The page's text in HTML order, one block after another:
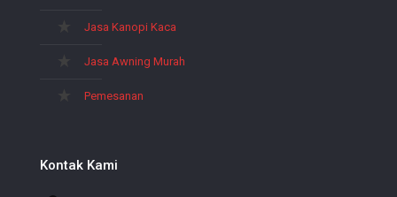
Jasa Kanopi Kaca
Jasa Awning Murah
Pemesanan
Kontak Kami